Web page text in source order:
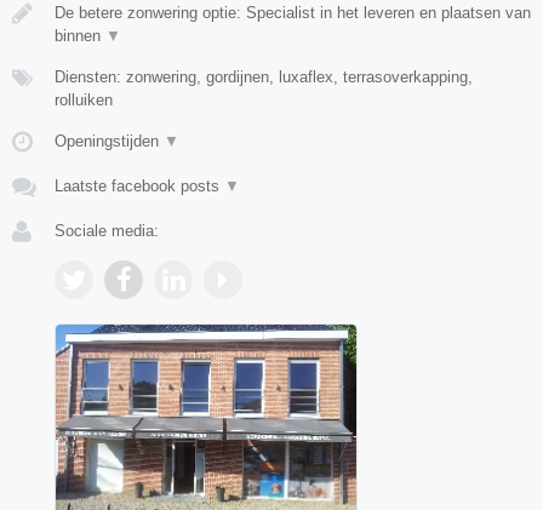
De betere zonwering optie: Specialist in het leveren en plaatsen van
binnen ▼
Diensten: zonwering, gordijnen, luxaflex, terrasoverkapping,
rolluiken
Openingstijden ▼
Laatste facebook posts ▼
Sociale media: